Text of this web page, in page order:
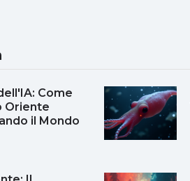
Come
Oriente
il Mondo